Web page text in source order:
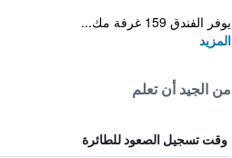
يوفر الفندق 159 غرفة مك...
المزيد
من الجيد أن تعلم
وقت تسجيل الصعود للطائرة